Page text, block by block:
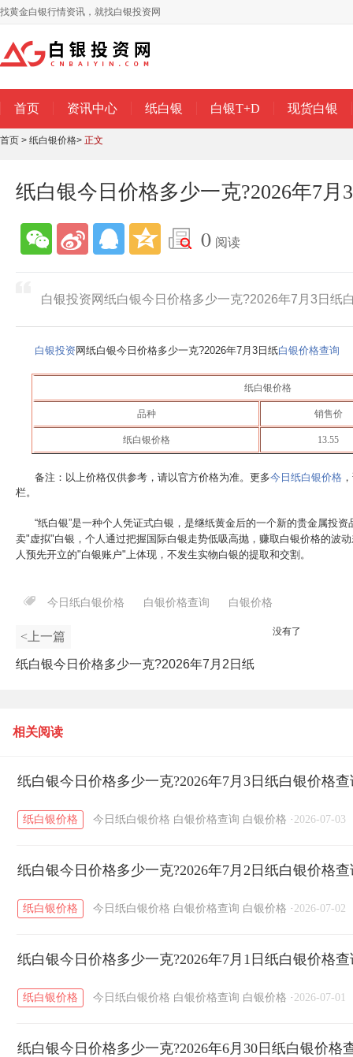
找黄金白银行情资讯，就找白银投资网
首页 资讯中心 纸白银 白银T+D 现货白银
首页 > 纸白银价格> 正文
纸白银今日价格多少一克?2026年7月
0 阅读
白银投资网纸白银今日价格多少一克?2026年7月3日纸
白银投资 网纸白银今日价格多少一克?2026年7月3日 纸白银价格查询
纸白银价格
品种 销售价
纸白银价格 13.55
备注：以上价格仅供参考，请以官方价格为准。更多今日纸白银价格
栏。
“纸白银”是一种个人凭证式白银，是继纸黄金后的一个新的贵金属投
卖"虚拟"白银，个人通过把握国际白银走势低吸高抛，赚取白银价格的波
人预先开立的"白银账户"上体现，不发生实物白银的提取和交割。
今日纸白银价格 白银价格查询 白银价格
<上一篇
纸白银今日价格多少一克?2026年7月2日纸
没有了
相关阅读
纸白银今日价格多少一克?2026年7月3日纸白银价格查
纸白银价格 今日纸白银价格 白银价格查询 白银价格 · 2026-07-03
纸白银今日价格多少一克?2026年7月2日纸白银价格查
纸白银价格 今日纸白银价格 白银价格查询 白银价格 · 2026-07-02
纸白银今日价格多少一克?2026年7月1日纸白银价格查
纸白银价格 今日纸白银价格 白银价格查询 白银价格 · 2026-07-01
纸白银今日价格多少一克?2026年6月30日纸白银价格